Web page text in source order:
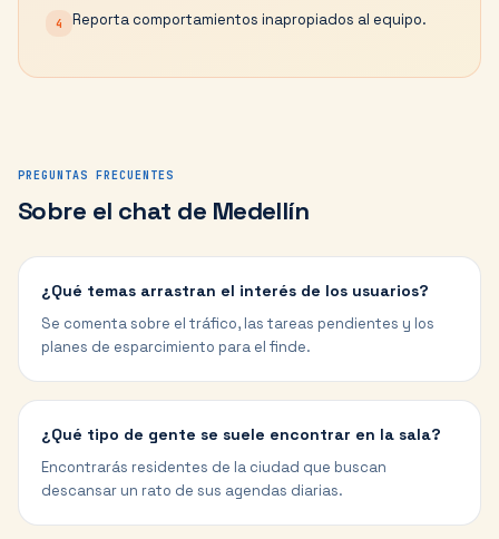
4 Reporta comportamientos inapropiados al equipo.
PREGUNTAS FRECUENTES
Sobre el chat de Medellín
¿Qué temas arrastran el interés de los usuarios?
Se comenta sobre el tráfico, las tareas pendientes y los
planes de esparcimiento para el finde.
¿Qué tipo de gente se suele encontrar en la sala?
Encontrarás residentes de la ciudad que buscan
descansar un rato de sus agendas diarias.